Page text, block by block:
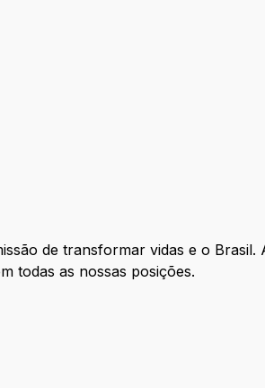
de transformar vidas e o Brasil.
todas as nossas posições.